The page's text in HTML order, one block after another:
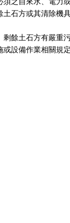
石方或其清除機
剩餘土石方有嚴重
設備作業相關規